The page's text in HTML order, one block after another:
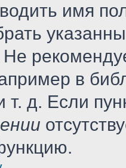
имя
в
т. д. Если